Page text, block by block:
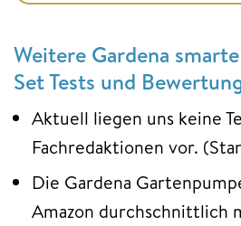
Weitere Gardena
Set Tests und
Aktuell liegen uns keine
Fachredaktionen vor.
Die Gardena
Amazon durchschnittlich